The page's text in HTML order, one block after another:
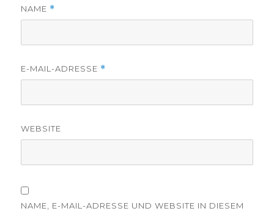
NAME *
E-MAIL-ADRESSE *
WEBSITE
NAME, E-MAIL-ADRESSE UND WEBSITE IN DIESEM